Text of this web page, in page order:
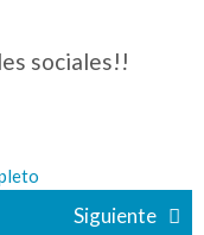
sociales!!
Siguiente